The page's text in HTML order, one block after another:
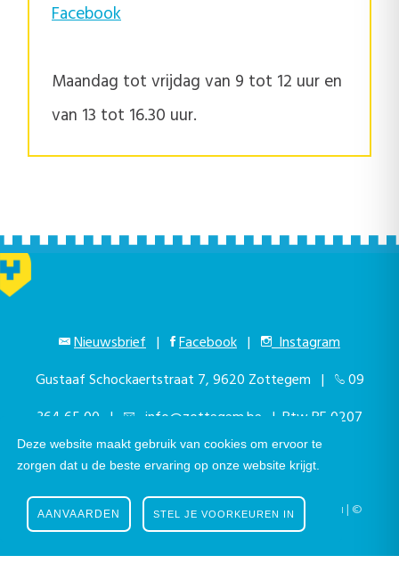
Deze website maakt gebruik van cookies om ervoor te
zorgen dat u de beste ervaring op onze website krijgt.
STEL JE VOORKEUREN IN
AANVAARDEN
Facebook
Maandag tot vrijdag van 9 tot 12 uur en
van 13 tot 16.30 uur.
Nieuwsbrief | Facebook |
Instagram
Gustaaf Schockaertstraat 7, 9620 Zottegem |
09
364 65 00 | info@zottegem.be | Btw BE 0207
444 990
Telefonisch bereikbaar elke werkdag van 9.00u tot 12.00u | ©
Stad Zottegem | Powered byThe eForum Factory